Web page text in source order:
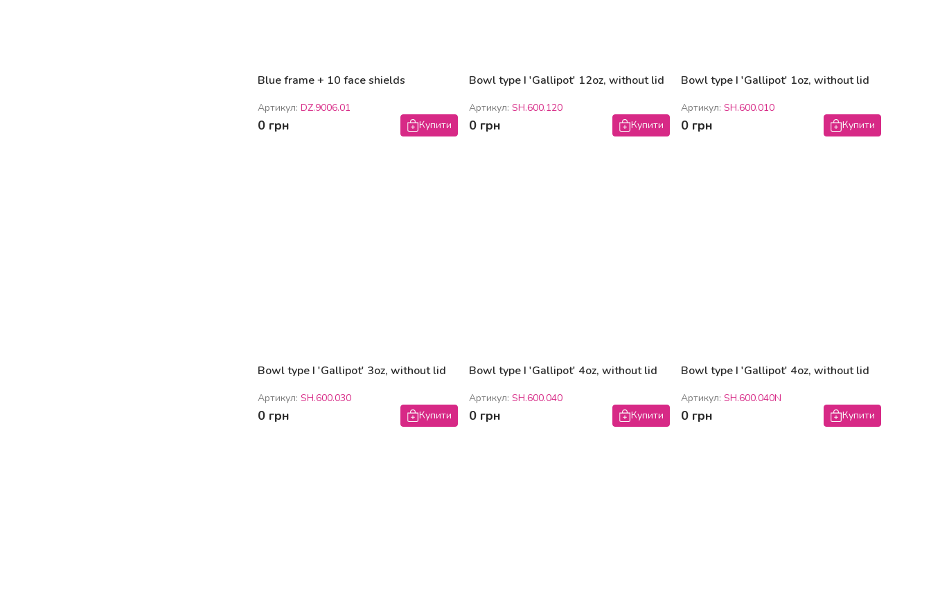
Blue frame + 10 face shields
Артикул: DZ.9006.01
0 грн Купити
Bowl type I 'Gallipot' 12oz, without lid
Артикул: SH.600.120
0 грн Купити
Bowl type I 'Gallipot' 1oz, without lid
Артикул: SH.600.010
0 грн Купити
Bowl type I 'Gallipot' 3oz, without lid
Артикул: SH.600.030
0 грн Купити
Bowl type I 'Gallipot' 4oz, without lid
Артикул: SH.600.040
0 грн Купити
Bowl type I 'Gallipot' 4oz, without lid
Артикул: SH.600.040N
0 грн Купити